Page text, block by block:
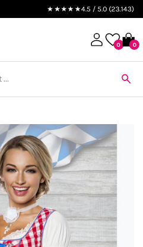
★★★★★4.5 / 5.0 (23.143)
0 0